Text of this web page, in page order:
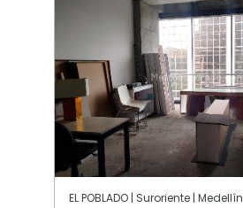
EL POBLADO | Suroriente | Medellín